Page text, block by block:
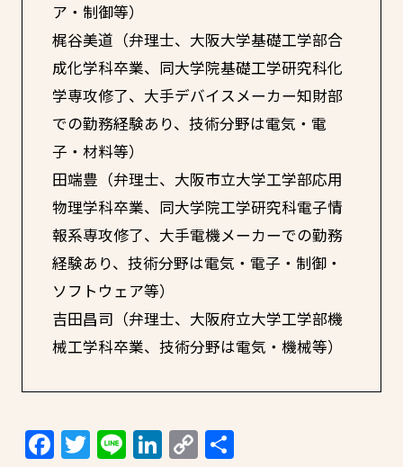
ア・制御等）
梶谷美道（弁理士、大阪大学基礎工学部合
成化学科卒業、同大学院基礎工学研究科化
学専攻修了、大手デバイスメーカー知財部
での勤務経験あり、技術分野は電気・電
子・材料等）
田端豊（弁理士、大阪市立大学工学部応用
物理学科卒業、同大学院工学研究科電子情
報系専攻修了、大手電機メーカーでの勤務
経験あり、技術分野は電気・電子・制御・
ソフトウェア等）
吉田昌司（弁理士、大阪府立大学工学部機
械工学科卒業、技術分野は電気・機械等）
Facebook
Twitter
LineLinkedIn
Copy
共